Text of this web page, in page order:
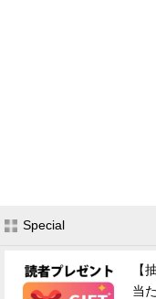
Special
【
当